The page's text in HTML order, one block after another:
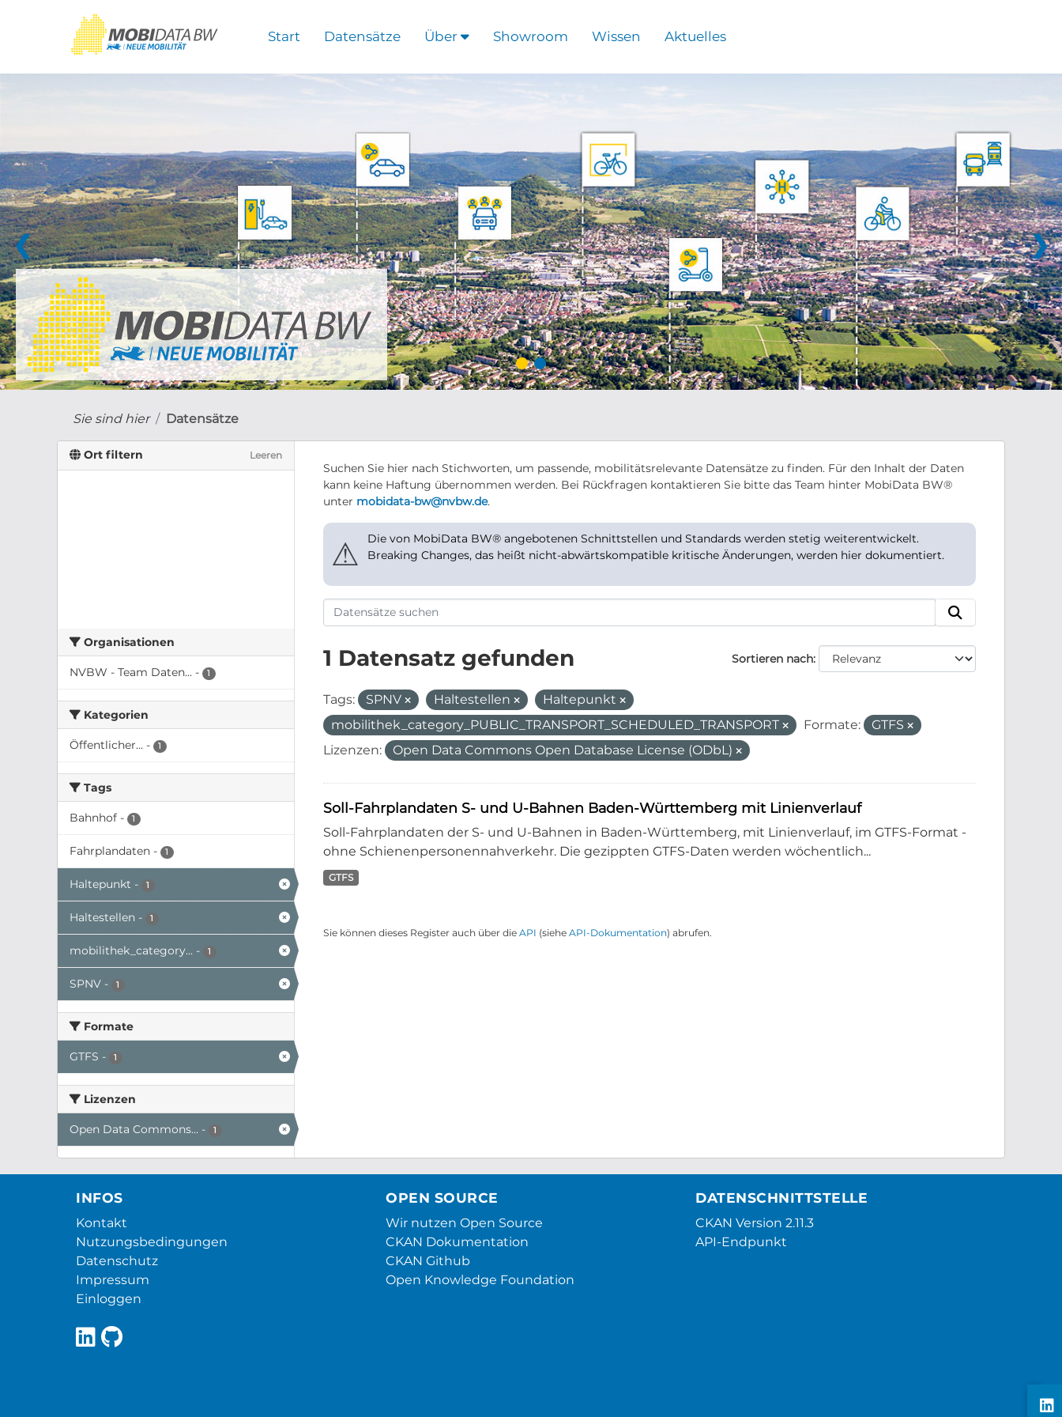
Start Datensätze Über Showroom Wissen Aktuelles
❮ ❯
Sie sind hier Datensätze
Ort filtern Leeren
Organisationen
NVBW - Team Daten... - 1
Kategorien
Öffentlicher... - 1
Tags
Bahnhof - 1
Fahrplandaten - 1
Haltepunkt - 1
Haltestellen - 1
mobilithek_category... - 1
SPNV - 1
Formate
GTFS - 1
Lizenzen
Open Data Commons... - 1
Suchen Sie hier nach Stichworten, um passende, mobilitätsrelevante Datensätze zu finden. Für den Inhalt der Daten
kann keine Haftung übernommen werden. Bei Rückfragen kontaktieren Sie bitte das Team hinter MobiData BW®
unter mobidata-bw@nvbw.de.
⚠
Die von MobiData BW® angebotenen Schnittstellen und Standards werden stetig weiterentwickelt.
Breaking Changes, das heißt nicht-abwärtskompatible kritische Änderungen, werden hier dokumentiert.
Sortieren nach
1 Datensatz gefunden
Tags: SPNV Haltestellen
Haltepunkt
mobilithek_category_PUBLIC_TRANSPORT_SCHEDULED_TRANSPORT
Formate:
GTFS
Lizenzen:
Open Data Commons Open Database License (ODbL)
Soll-Fahrplandaten S- und U-Bahnen Baden-Württemberg mit Linienverlauf
Soll-Fahrplandaten der S- und U-Bahnen in Baden-Württemberg, mit Linienverlauf, im GTFS-Format -
ohne Schienenpersonennahverkehr. Die gezippten GTFS-Daten werden wöchentlich...
GTFS
Sie können dieses Register auch über die API (siehe API-Dokumentation) abrufen.
INFOS
Kontakt
Nutzungsbedingungen
Datenschutz
Impressum
Einloggen
OPEN SOURCE
Wir nutzen Open Source
CKAN Dokumentation
CKAN Github
Open Knowledge Foundation
DATENSCHNITTSTELLE
CKAN Version 2.11.3
API-Endpunkt